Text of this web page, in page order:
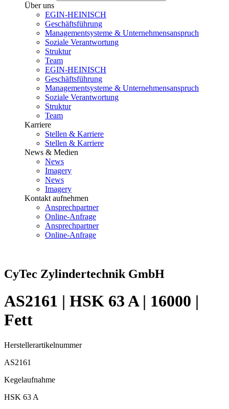
Über uns
EGIN-HEINISCH
Geschäftsführung
Managementsysteme & Unternehmensanspruch
Soziale Verantwortung
Struktur
Team
EGIN-HEINISCH
Geschäftsführung
Managementsysteme & Unternehmensanspruch
Soziale Verantwortung
Struktur
Team
Karriere
Stellen & Karriere
Stellen & Karriere
News & Medien
News
Imagery
News
Imagery
Kontakt aufnehmen
Ansprechpartner
Online-Anfrage
Ansprechpartner
Online-Anfrage
CyTec Zylindertechnik GmbH
AS2161 | HSK 63 A | 16000 |
Fett
Herstellerartikelnummer
AS2161
Kegelaufnahme
HSK 63 A